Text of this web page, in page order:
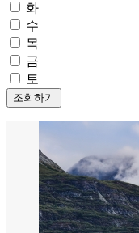
화
수
목
금
토